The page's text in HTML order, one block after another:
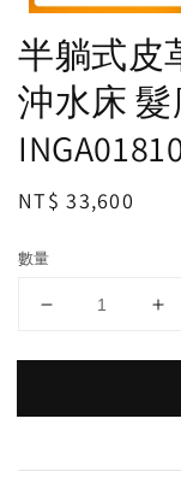
半躺式皮
沖水床
Regular
NT$ 33,600
數量